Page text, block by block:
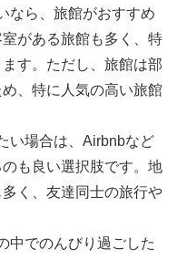
なら、旅館がおすすめ
がある旅館も多く、特
す。ただし、旅館は部
、特に人気の高い旅館
い場合は、Airbnbなど
も良い選択肢です。地
く、友達同士の旅行や
中でのんびり過ごした